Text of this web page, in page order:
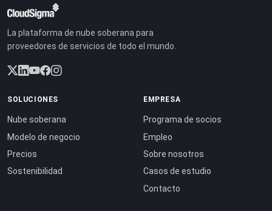
La plataforma de nube soberana para
proveedores de servicios de todo el mundo.
SOLUCIONES
Nube soberana
Modelo de negocio
Precios
Sostenibilidad
EMPRESA
Programa de socios
Empleo
Sobre nosotros
Casos de estudio
Contacto